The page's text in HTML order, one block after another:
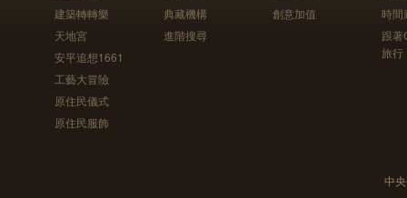
建築轉轉樂
天地宮
安平追想1661
工藝大冒險
原住民儀式
原住民服飾
典藏機構
進階搜尋
創意加值
時間
跟
旅行
中